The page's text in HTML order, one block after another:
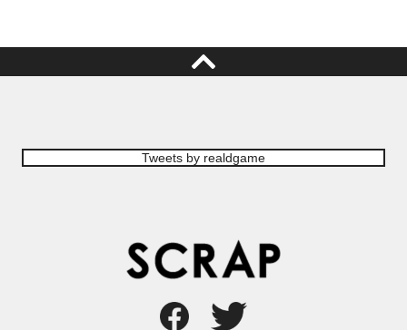
Tweets by realdgame